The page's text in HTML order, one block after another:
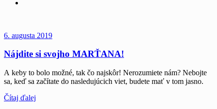
6. augusta 2019
Nájdite si svojho MARŤANA!
A keby to bolo možné, tak čo najskôr! Nerozumiete nám? Nebojte
sa, keď sa začítate do nasledujúcich viet, budete mať v tom jasno.
Čítaj ďalej